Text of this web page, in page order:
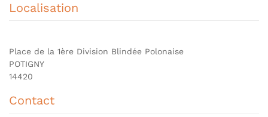
Localisation
Place de la 1ère Division Blindée Polonaise
POTIGNY
14420
Contact